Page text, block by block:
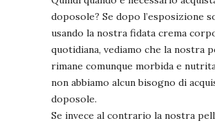
doposole? Se dopo l’esposizione
usando la nostra fidata crema
quotidiana, vediamo che la nostra
rimane comunque morbida e
non abbiamo alcun bisogno di
doposole.
Se invece al contrario la nostra